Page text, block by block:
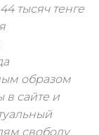
тысяч тенге
образом
в сайте и
свободу